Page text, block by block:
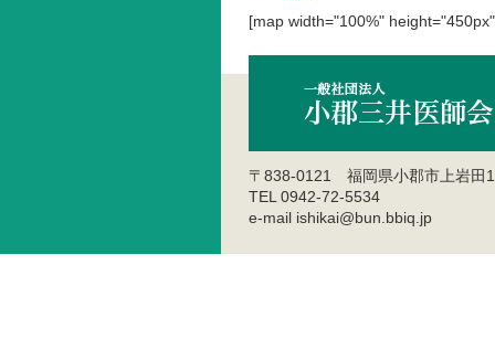
[map width="100%"
〒838-0121 福岡県小郡市上岩田
TEL 0942-72-5534
e-mail ishikai@bun.bbiq.jp